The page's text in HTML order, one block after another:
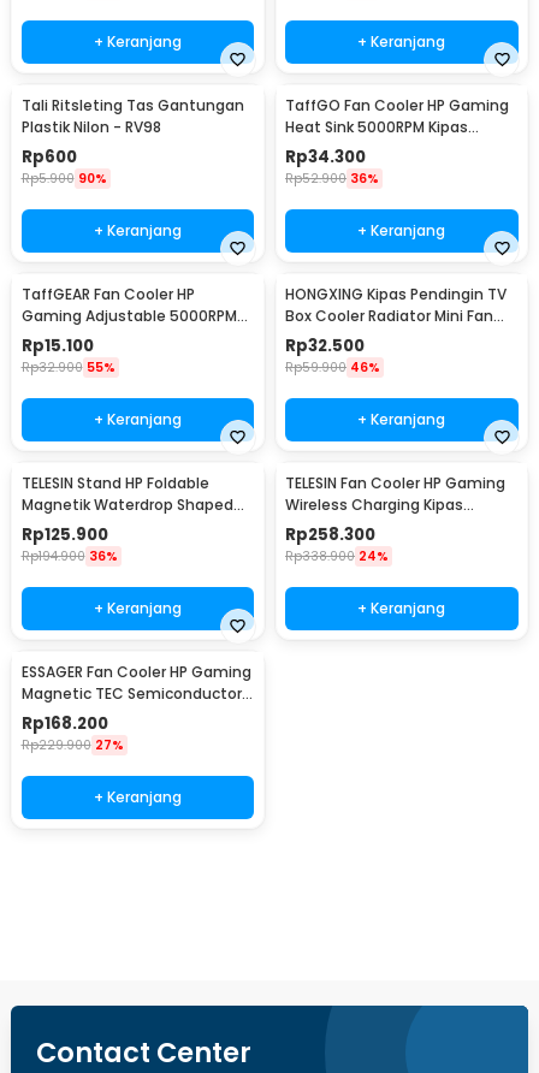
+ Keranjang + Keranjang
Tali Ritsleting Tas Gantungan
Plastik Nilon - RV98
Rp600
Rp5.900 90%
+ Keranjang
TaffGO Fan Cooler HP Gaming
Heat Sink 5000RPM Kipas
Pendingin 5V - H-15
Rp34.300
Rp52.900 36%
+ Keranjang
TaffGEAR Fan Cooler HP
Gaming Adjustable 5000RPM
Kipas Pendingin 5V - G6
Rp15.100
Rp32.900 55%
+ Keranjang
HONGXING Kipas Pendingin TV
Box Cooler Radiator Mini Fan
80mm - FD8020S05L
Rp32.500
Rp59.900 46%
+ Keranjang
TELESIN Stand HP Foldable
Magnetik Waterdrop Shaped
Phone Holder - P7-RB-02
Rp125.900
Rp194.900 36%
+ Keranjang
TELESIN Fan Cooler HP Gaming
Wireless Charging Kipas
Pendingin 28dB 5V - P9-MPR-
01-P
Rp258.300
Rp338.900 24%
+ Keranjang
ESSAGER Fan Cooler HP Gaming
Magnetic TEC Semiconductor
4 Cooling Mode - K50
Rp168.200
Rp229.900 27%
+ Keranjang
Contact Center